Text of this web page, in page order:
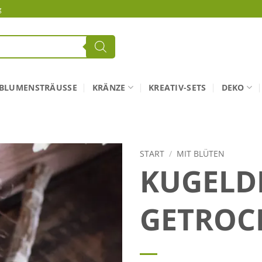
BLUMENSTRÄUSSE KRÄNZE KREATIV-SETS
DEKO
START / MIT BLÜTEN